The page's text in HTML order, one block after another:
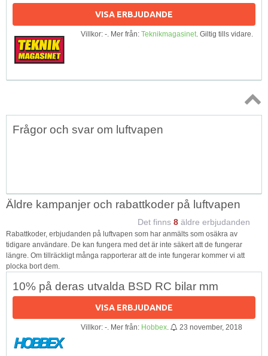
VISA ERBJUDANDE
Villkor: -. Mer från: Teknikmagasinet. Giltig tills vidare.
Topp
Frågor och svar om luftvapen
Äldre kampanjer och rabattkoder på luftvapen
Det finns 8 äldre erbjudanden
Rabattkoder, erbjudanden på luftvapen som har anmälts som osäkra av
tidigare användare. De kan fungera med det är inte säkert att de fungerar
längre. Om tillräckligt många rapporterar att de inte fungerar kommer vi att
plocka bort dem.
10% på deras utvalda BSD RC bilar mm
VISA ERBJUDANDE
Villkor: -. Mer från: Hobbex 23 november, 2018